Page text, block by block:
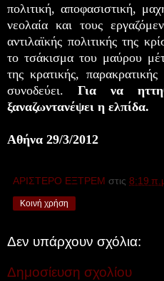
πολιτική, αποφασιστική,
νεολαία και τους
αντιλαϊκής πολιτικής της
το τσάκισμα του μαύρου
της κρατικής,
συνοδεύει. Για να
ξαναζωντανέψει η ελπίδα.
Αθήνα 29/3/2012
ΑΡΙΣΤΕΡΟ ΕΞΤΡΕΜ στις 8:19
Κοινή χρήση
Δεν υπάρχουν σχόλια:
Δημοσίευση σχολίου